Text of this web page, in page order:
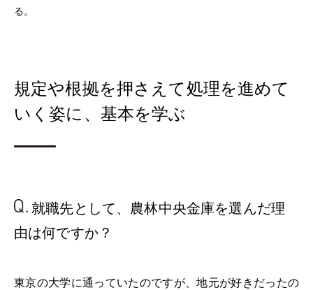
る。
規定や根拠を押さえて処理を進めて
いく姿に、基本を学ぶ
就職先として、 農林中央金庫を選んだ理
由は何ですか？
東京の大学に通っていたのですが、地元が好きだったの